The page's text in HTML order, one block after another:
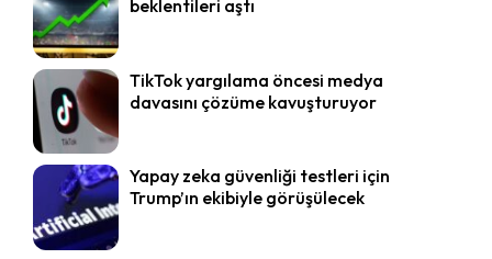
beklentileri aştı
TikTok yargılama öncesi medya
davasını çözüme kavuşturuyor
Yapay zeka güvenliği testleri için
Trump’ın ekibiyle görüşülecek